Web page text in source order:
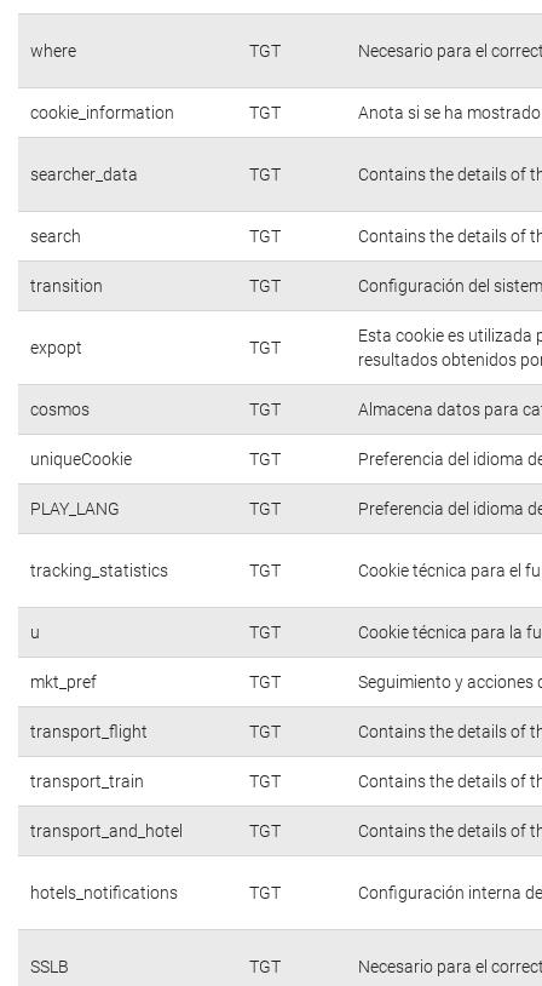
where TGT Necesario para el
cookie_information TGT Anota si se ha
searcher_data TGT Contains the details of
search TGT Contains the details of
transition TGT Configuración del
expopt TGT
Esta cookie es utilizada
resultados obtenidos
cosmos TGT Almacena datos para
uniqueCookie TGT Preferencia del idioma
PLAY_LANG TGT Preferencia del idioma
tracking_statistics TGT Cookie técnica para el
u TGT Cookie técnica para la
mkt_pref TGT Seguimiento y acciones
transport_flight TGT Contains the details of
transport_train TGT Contains the details of
transport_and_hotel TGT Contains the details of
hotels_notifications TGT Configuración interna
SSLB TGT Necesario para el